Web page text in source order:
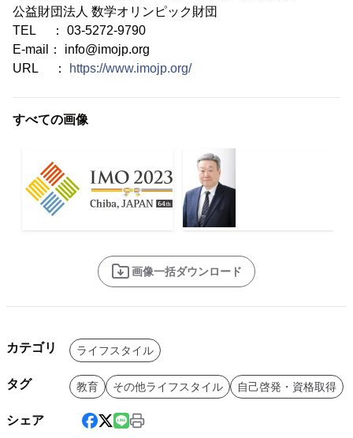
公益財団法人 数学オリンピック財団
TEL ： 03-5272-9790
E-mail： info@imojp.org
URL ：
https://www.imojp.org/
すべての画像
画像一括ダウンロード
カテゴリ ライフスタイル
タグ 教育 その他ライフスタイル 自己啓発・資格取得
シェア